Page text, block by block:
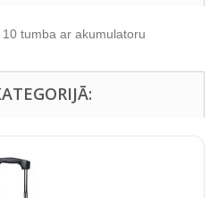
tumba ar akumulatoru